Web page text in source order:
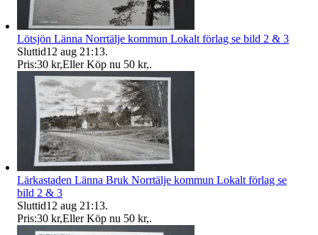
Lötsjön Länna Norrtälje kommun Lokalt förlag se bild 2 & 3
Sluttid12 aug 21:13.
Pris:30 kr,Eller Köp nu 50 kr,.
Lärkastaden Länna Bruk Norrtälje kommun Lokalt förlag se
bild 2 & 3
Sluttid12 aug 21:13.
Pris:30 kr,Eller Köp nu 50 kr,.